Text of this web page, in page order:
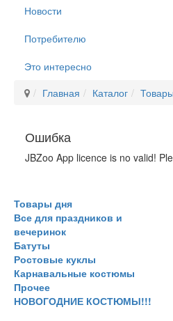
Новости
Потребителю
Это интересно
Главная
Каталог
Ошибка
JBZoo App licence is no valid!
Товары дня
Все для праздников и
вечеринок
Батуты
Ростовые куклы
Карнавальные костюмы
Прочее
НОВОГОДНИЕ КОСТЮМЫ!!!